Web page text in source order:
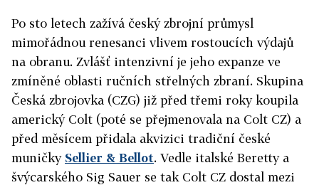
Po sto letech zažívá český zbrojní průmysl
mimořádnou renesanci vlivem rostoucích výdajů
na obranu. Zvlášť intenzivní je jeho expanze ve
zmíněné oblasti ručních střelných zbraní. Skupina
Česká zbrojovka (CZG) již před třemi roky koupila
americký Colt (poté se přejmenovala na Colt CZ) a
před měsícem přidala akvizici tradiční české
muničky Sellier & Bellot. Vedle italské Beretty a
švýcarského Sig Sauer se tak Colt CZ dostal mezi